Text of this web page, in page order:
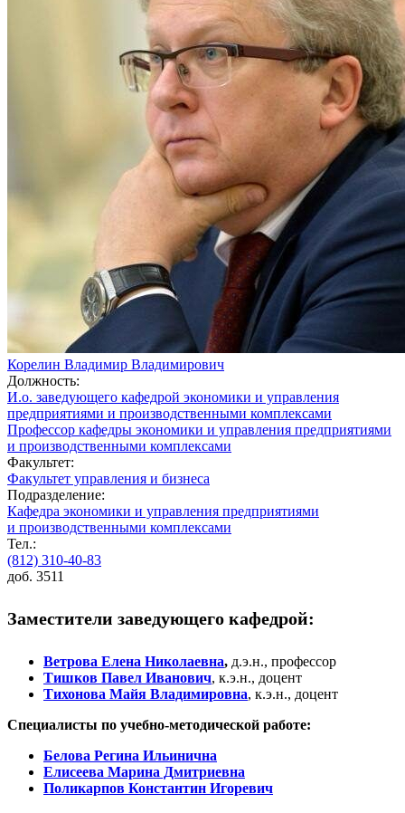
Корелин Владимир Владимирович
Должность:
И.о. заведующего кафедрой экономики и управления
предприятиями и производственными комплексами
Профессор кафедры экономики и управления предприятиями
и производственными комплексами
Факультет:
Факультет управления и бизнеса
Подразделение:
Кафедра экономики и управления предприятиями
и производственными комплексами
Тел.:
(812) 310-40-83
доб. 3511
Заместители заведующего кафедрой:
Ветрова Елена Николаевна, д.э.н., профессор
Тишков Павел Иванович, к.э.н., доцент
Тихонова Майя Владимировна, к.э.н., доцент
Специалисты по учебно-методической работе:
Белова Регина Ильинична
Елисеева Марина Дмитриевна
Поликарпов Константин Игоревич